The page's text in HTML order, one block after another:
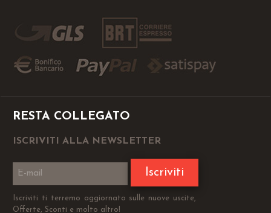
RESTA COLLEGATO
ISCRIVITI ALLA NEWSLETTER
Iscriviti
Iscriviti ti terremo aggiornato sulle nuove uscite,
Offerte, Sconti e molto altro!